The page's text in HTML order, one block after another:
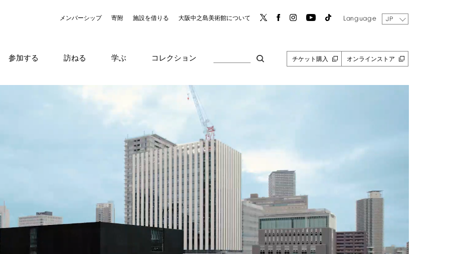
メンバーシップ 寄附 施設を借りる 大阪中之島美術館について Language JP
参加する 訪ねる 学ぶ コレクション チケット購入 オンラインストア